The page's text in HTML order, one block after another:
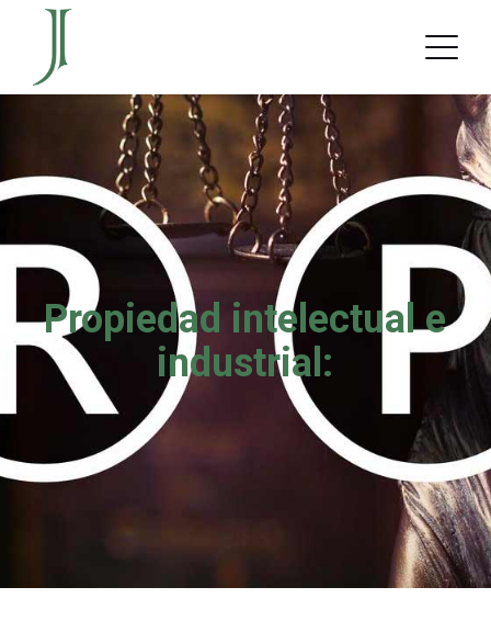
Propiedad intelectual e
industrial: